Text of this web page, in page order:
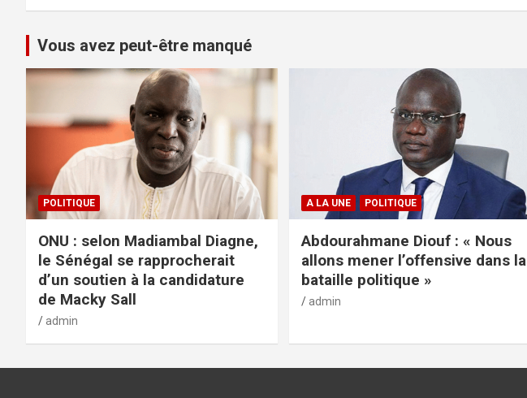
Vous avez peut-être manqué
POLITIQUE
ONU : selon Madiambal Diagne,
le Sénégal se rapprocherait
d’un soutien à la candidature
de Macky Sall
admin
A LA UNE POLITIQUE
Abdourahmane Diouf : « Nous
allons mener l’offensive dans la
bataille politique »
admin